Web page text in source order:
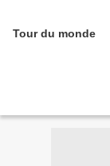
Tour du monde